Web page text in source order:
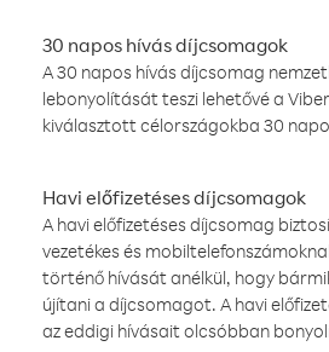
30 napos hívás díjcsomagok
A 30 napos hívás díjcsomag
lebonyolítását teszi lehetővé a
kiválasztott célországokba 30
Havi előfizetéses díjcsomagok
A havi előfizetéses díjcsomag
vezetékes és
történő hívását anélkül, hogy
újítani a díjcsomagot. A havi
az eddigi hívásait olcsóbban